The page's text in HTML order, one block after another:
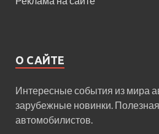
О САЙТЕ
Интересные события из мира
зарубежные новинки.
автомобилистов.